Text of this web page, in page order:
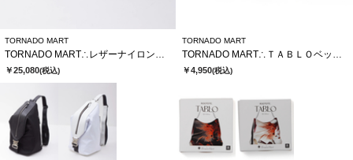
TORNADO MART
TORNADO MART∴レザーナイロンフォルデッドワンショルダーＢＡＧ
￥25,080(税込)
TORNADO MART
TORNADO MART∴ＴＡＢＬＯベッチュウスカーフトートバッグ
￥4,950(税込)